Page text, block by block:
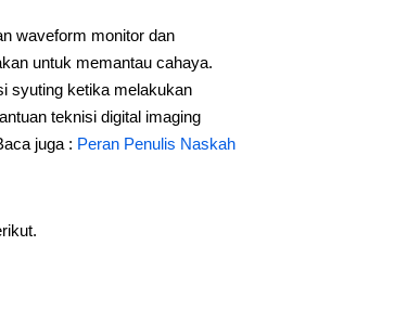
waveform monitor dan
untuk memantau cahaya.
syuting ketika melakukan
teknisi digital imaging
juga : Peran Penulis Naskah